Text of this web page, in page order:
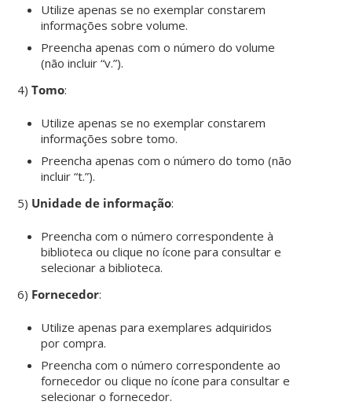
Utilize apenas se no exemplar constarem
informações sobre volume.
Preencha apenas com o número do volume
(não incluir “v.”).
4)Tomo:
Utilize apenas se no exemplar constarem
informações sobre tomo.
Preencha apenas com o número do tomo (não
incluir “t.”).
5) Unidade de informação:
Preencha com o número correspondente à
biblioteca ou clique no ícone para consultar e
selecionar a biblioteca.
6) Fornecedor:
Utilize apenas para exemplares adquiridos
por compra.
Preencha com o número correspondente ao
fornecedor ou clique no ícone para consultar e
selecionar o fornecedor.